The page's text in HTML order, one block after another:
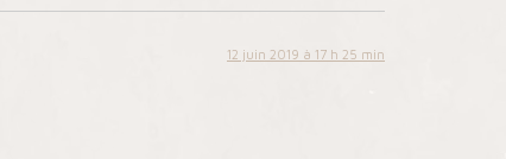
12 juin 2019 à 17 h 25 min